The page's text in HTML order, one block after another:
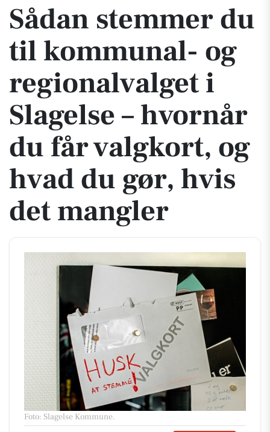
Sådan stemmer du
til kommunal- og
regionalvalget i
Slagelse – hvornår
du får valgkort, og
hvad du gør, hvis
det mangler
Foto: Slagelse Kommune.